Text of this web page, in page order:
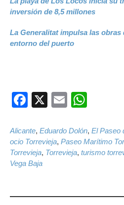
inversión de 8,5 millones
La Generalitat impulsa las obras
entorno del puerto
Facebook
X Email
Alicante, Eduardo Dolón, El Paseo
ocio Torrevieja, Paseo Marítimo
Torrevieja, Torrevieja, turismo
Vega Baja